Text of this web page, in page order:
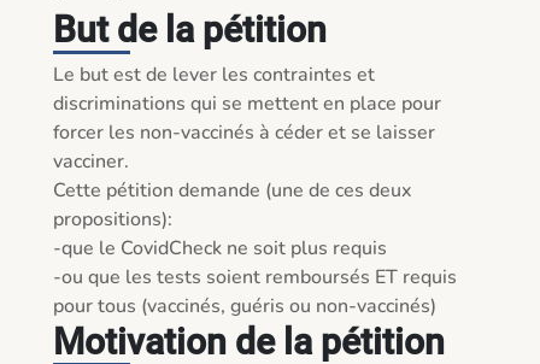
But de la pétition
Le but est de lever les contraintes et
discriminations qui se mettent en place pour
forcer les non-vaccinés à céder et se laisser
vacciner.
Cette pétition demande (une de ces deux
propositions):
-que le CovidCheck ne soit plus requis
-ou que les tests soient remboursés ET requis
pour tous (vaccinés, guéris ou non-vaccinés)
Motivation de la pétition